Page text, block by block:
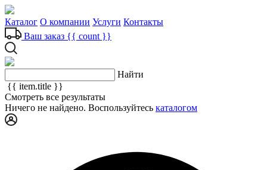
Каталог О компании Услуги Контакты
Ваш заказ {{ count }}
Найти
{{ item.title }}
Смотреть все результаты
Ничего не найдено. Воспользуйтесь каталогом